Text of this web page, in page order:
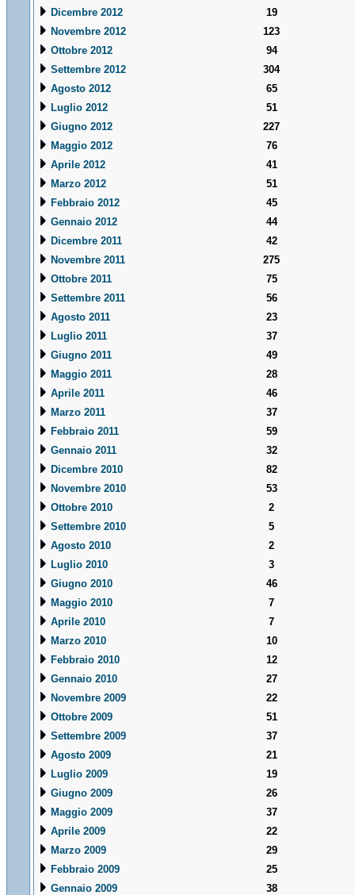
Dicembre 2012
19
Novembre 2012
123
Ottobre 2012
94
Settembre 2012
304
Agosto 2012
65
Luglio 2012
51
Giugno 2012
227
Maggio 2012
76
Aprile 2012
41
Marzo 2012
51
Febbraio 2012
45
Gennaio 2012
44
Dicembre 2011
42
Novembre 2011
275
Ottobre 2011
75
Settembre 2011
56
Agosto 2011
23
Luglio 2011
37
Giugno 2011
49
Maggio 2011
28
Aprile 2011
46
Marzo 2011
37
Febbraio 2011
59
Gennaio 2011
32
Dicembre 2010
82
Novembre 2010
53
Ottobre 2010
2
Settembre 2010
5
Agosto 2010
2
Luglio 2010
3
Giugno 2010
46
Maggio 2010
7
Aprile 2010
7
Marzo 2010
10
Febbraio 2010
12
Gennaio 2010
27
Novembre 2009
22
Ottobre 2009
51
Settembre 2009
37
Agosto 2009
21
Luglio 2009
19
Giugno 2009
26
Maggio 2009
37
Aprile 2009
22
Marzo 2009
29
Febbraio 2009
25
Gennaio 2009
38